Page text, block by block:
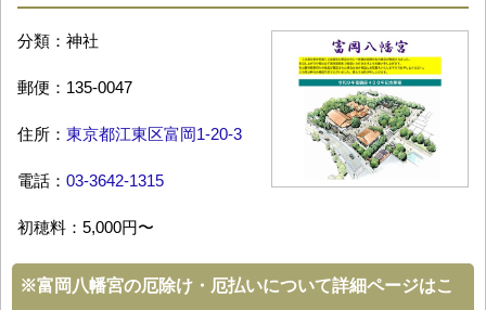
分類：神社
郵便：135-0047
住所： 東京都江東区富岡1-20-3
電話： 03-3642-1315
初穂料：5,000円〜
※富岡八幡宮の厄除け・厄払いについて詳細ページはこ